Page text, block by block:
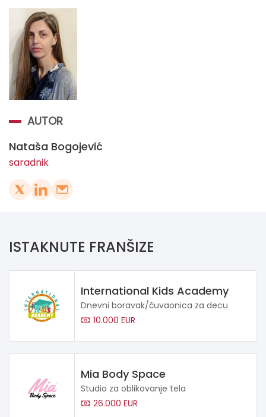
AUTOR
Nataša Bogojević
saradnik
ISTAKNUTE FRANŠIZE
International Kids Academy
Dnevni boravak/čuvaonica za decu
10.000 EUR
Mia Body Space
Studio za oblikovanje tela
26.000 EUR